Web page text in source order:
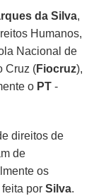
da Silva,
Humanos,
Nacional de
Cruz (Fiocruz),
o PT -
direitos de
de
os
feita porSilva.